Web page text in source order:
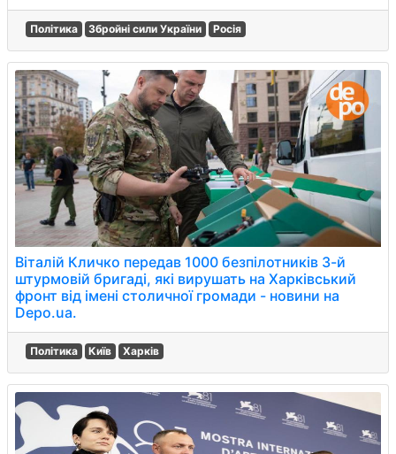
Політика Збройні сили України Росія
Віталій Кличко передав 1000 безпілотників 3-й
штурмовій бригаді, які вирушать на Харківський
фронт від імені столичної громади - новини на
Depo.ua.
Політика Київ Харків